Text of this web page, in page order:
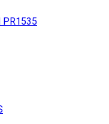
PR1535